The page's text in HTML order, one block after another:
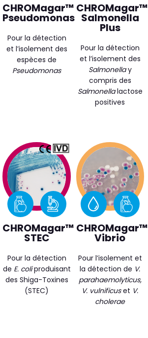
CHROMagar™
Pseudomonas
Pour la détection
et l’isolement des
espèces de
Pseudomonas
CHROMagar™
Salmonella
Plus
Pour la détection
et l’isolement des
Salmonellay
compris des
Salmonellalactose
positives
CHROMagar™
STEC
Pour la détection
de E. coliproduisant
des Shiga-Toxines
(STEC)
CHROMagar™
Vibrio
Pour l’isolement et
la détection de V.
parahaemolyticus,
V. vulnificuset V.
cholerae